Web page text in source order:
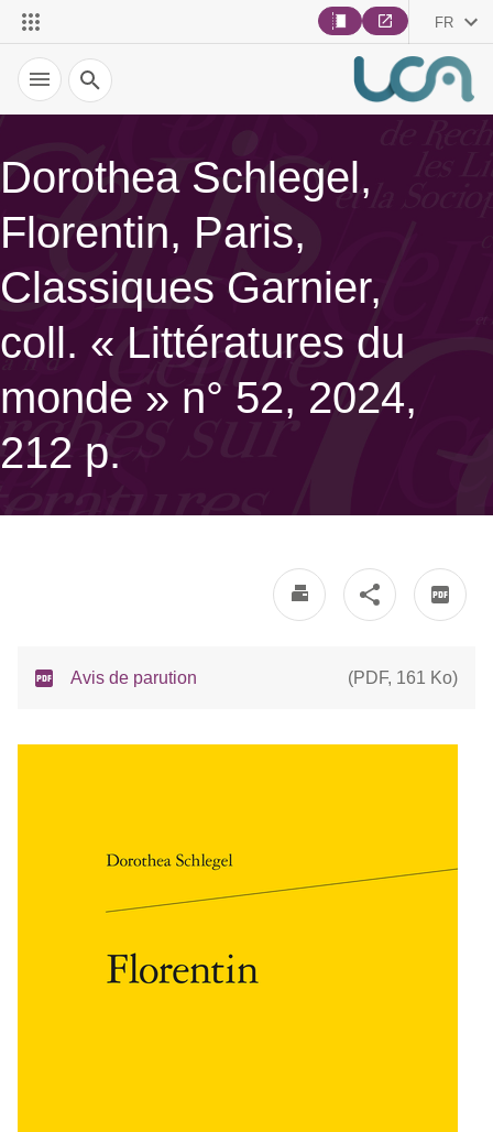
FR
Recherche
Dorothea Schlegel,
Florentin, Paris,
Classiques Garnier,
coll. « Littératures du
monde » n° 52, 2024,
212 p.
Avis de parution (PDF, 161 Ko)